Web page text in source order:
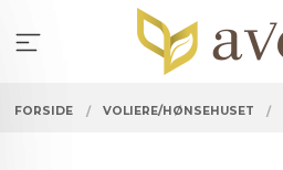
innholdet
FORSIDE VOLIERE/HØNSEHUSET